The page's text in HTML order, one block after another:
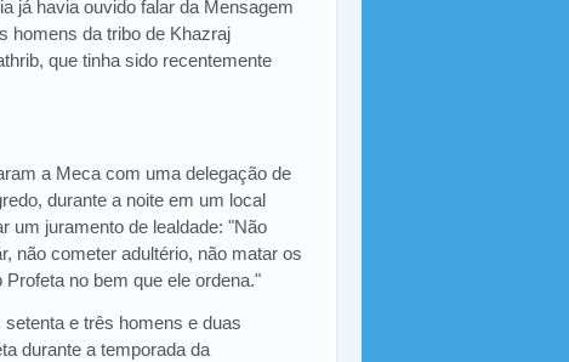
já havia ouvido falar da Mensagem
homens da tribo de Khazraj
que tinha sido recentemente
a Meca com uma delegação de
durante a noite em um local
um juramento de lealdade: "Não
não cometer adultério, não matar os
no bem que ele ordena."
e três homens e duas
durante a temporada da